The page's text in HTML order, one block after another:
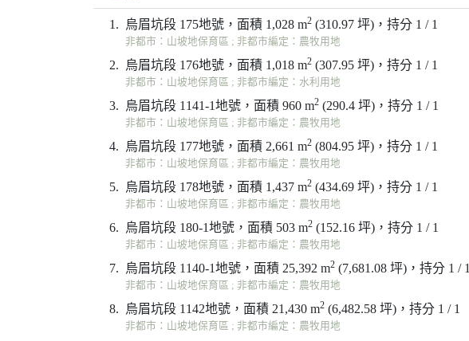
1. 烏眉坑段 175地號，面積 1,028 m2 (310.97 坪)，持分 1 / 1
非都市：山坡地保育區 ; 非都市編定：農牧用地
2. 烏眉坑段 176地號，面積 1,018 m2 (307.95 坪)，持分 1 / 1
非都市：山坡地保育區 ; 非都市編定：水利用地
3. 烏眉坑段 1141-1地號，面積 960 m2 (290.4 坪)，持分 1 / 1
非都市：山坡地保育區 ; 非都市編定：農牧用地
4. 烏眉坑段 177地號，面積 2,661 m2 (804.95 坪)，持分 1 / 1
非都市：山坡地保育區 ; 非都市編定：農牧用地
5. 烏眉坑段 178地號，面積 1,437 m2 (434.69 坪)，持分 1 / 1
非都市：山坡地保育區 ; 非都市編定：農牧用地
6. 烏眉坑段 180-1地號，面積 503 m2 (152.16 坪)，持分 1 / 1
非都市：山坡地保育區 ; 非都市編定：農牧用地
7. 烏眉坑段 1140-1地號，面積 25,392 m2 (7,681.08 坪)，持分 1 / 1
非都市：山坡地保育區 ; 非都市編定：農牧用地
8. 烏眉坑段 1142地號，面積 21,430 m2 (6,482.58 坪)，持分 1 / 1
非都市：山坡地保育區 ; 非都市編定：農牧用地